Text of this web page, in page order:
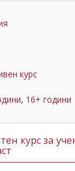
курс
, 16+ години
курс за